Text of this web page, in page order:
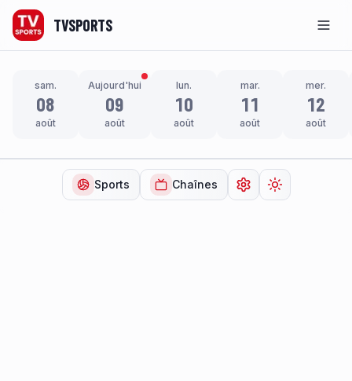
TVSPORTS
sam.
08
août
Aujourd'hui
09
août
lun.
10
août
mar.
11
août
mer.
12
août
Sports Chaînes Ouvrir lesChanger de